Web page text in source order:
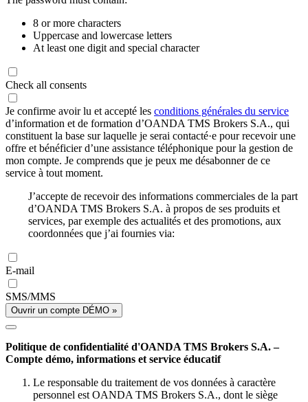
8 or more characters
Uppercase and lowercase letters
At least one digit and special character
Check all consents
Je confirme avoir lu et accepté les conditions générales du service
d’information et de formation d’OANDA TMS Brokers S.A., qui
constituent la base sur laquelle je serai contacté·e pour recevoir une
offre et bénéficier d’une assistance téléphonique pour la gestion de
mon compte. Je comprends que je peux me désabonner de ce
service à tout moment.
J’accepte de recevoir des informations commerciales de la part
d’OANDA TMS Brokers S.A. à propos de ses produits et
services, par exemple des actualités et des promotions, aux
coordonnées que j’ai fournies via:
E-mail
SMS/MMS
Ouvrir un compte DÉMO »
Politique de confidentialité d'OANDA TMS Brokers S.A. –
Compte démo, informations et service éducatif
Le responsable du traitement de vos données à caractère
personnel est OANDA TMS Brokers S.A., dont le siège